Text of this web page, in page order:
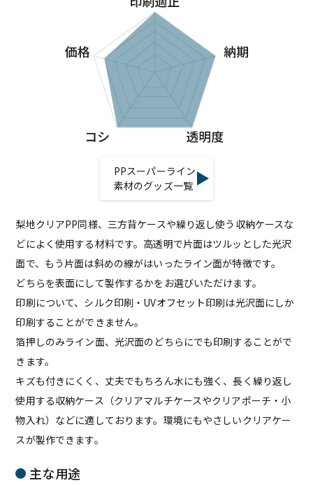
PPスーパーライン
素材のグッズ一覧
梨地クリアPP同様、三方背ケースや繰り返し使う収納ケースな
どによく使用する材料です。高透明で片面はツルッとした光沢
面で、もう片面は斜めの線がはいったライン面が特徴です。
どちらを表面にして製作するかをお選びいただけます。
印刷について、シルク印刷・UVオフセット印刷は光沢面にしか
印刷することができません。
箔押しのみライン面、光沢面のどちらにでも印刷することがで
きます。
キズも付きにくく、丈夫でもちろん水にも強く、長く繰り返し
使用する収納ケース（クリアマルチケースやクリアポーチ・小
物入れ）などに適しております。環境にもやさしいクリアケー
スが製作できます。
主な用途